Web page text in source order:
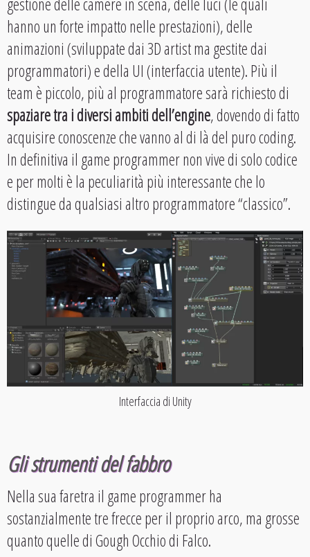
hanno un forte impatto nelle prestazioni), delle
animazioni (sviluppate dai 3D artist ma gestite dai
programmatori) e della UI (interfaccia utente). Più il
team è piccolo, più al programmatore sarà richiesto di
spaziare tra i diversi ambiti dell’engine, dovendo di fatto
acquisire conoscenze che vanno al di là del puro coding.
In definitiva il game programmer non vive di solo codice
e per molti è la peculiarità più interessante che lo
distingue da qualsiasi altro programmatore “classico”.
Interfaccia di Unity
Gli strumenti del fabbro
Nella sua faretra il game programmer ha
sostanzialmente tre frecce per il proprio arco, ma grosse
quanto quelle di Gough Occhio di Falco.